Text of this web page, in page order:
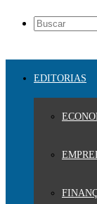
EDITORIAS